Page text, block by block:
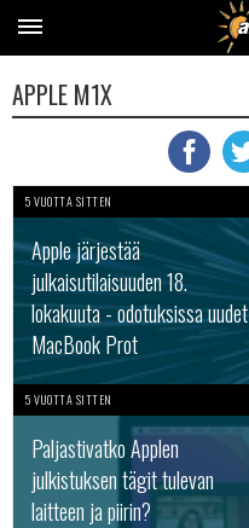
APPLE M1X
5 VUOTTA SITTEN
Apple järjestää
julkaisutilaisuuden 18.
lokakuuta - odotuksissa uudet
MacBook Prot
5 VUOTTA SITTEN
Paljastivatko Applen
julkistuksen tägit tulevan
laitteen ja piirin?